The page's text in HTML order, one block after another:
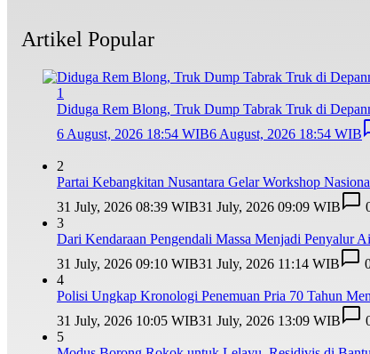
Artikel Popular
1
Diduga Rem Blong, Truk Dump Tabrak Truk di
6 August, 2026 18:54 WIB6 August, 2026 18:54 WIB
2
Partai Kebangkitan Nusantara Gelar Workshop
31 July, 2026 08:39 WIB31 July, 2026 09:09 WIB
3
Dari Kendaraan Pengendali Massa Menjadi Penyalur
31 July, 2026 09:10 WIB31 July, 2026 11:14 WIB
4
Polisi Ungkap Kronologi Penemuan Pria 70 Tahun
31 July, 2026 10:05 WIB31 July, 2026 13:09 WIB
5